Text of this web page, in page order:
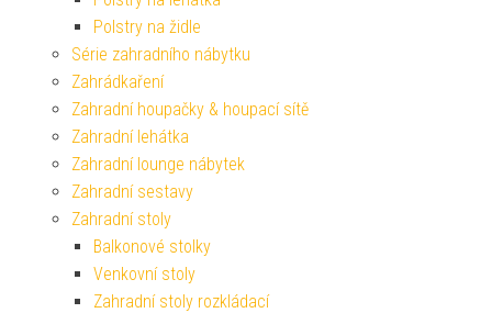
Polstry na židle
Série zahradního nábytku
Zahrádkaření
Zahradní houpačky & houpací sítě
Zahradní lehátka
Zahradní lounge nábytek
Zahradní sestavy
Zahradní stoly
Balkonové stolky
Venkovní stoly
Zahradní stoly rozkládací